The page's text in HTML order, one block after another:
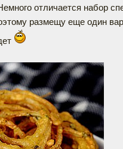
отличается набор
размещу еще один